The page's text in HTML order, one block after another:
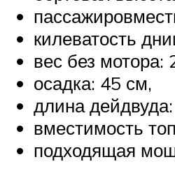
килеватость
вес без мотора:
осадка: 45 см,
длина
вместимость
подходящая